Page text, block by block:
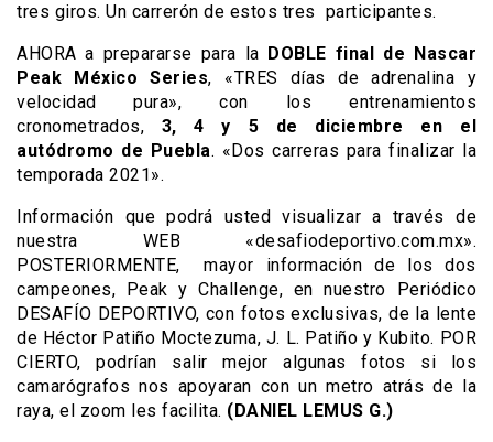
tres giros. Un carrerón de estos tres participantes.
AHORA a prepararse para la DOBLE final de Nascar
Peak México Series, «TRES días de adrenalina y
velocidad pura», con los entrenamientos
cronometrados, 3,
4 y 5 de diciembre en el
autódromo de Puebla. «Dos carreras para finalizar la
temporada 2021».
Información que podrá usted visualizar a través de
nuestra WEB «desafiodeportivo.com.mx».
POSTERIORMENTE, mayor información de los dos
campeones, Peak y Challenge, en nuestro Periódico
DESAFÍO DEPORTIVO, con fotos exclusivas, de la lente
de Héctor Patiño Moctezuma, J. L. Patiño y Kubito. POR
CIERTO, podrían salir mejor algunas fotos si los
camarógrafos nos apoyaran con un metro atrás de la
raya, el zoom les facilita. (DANIEL LEMUS G.)